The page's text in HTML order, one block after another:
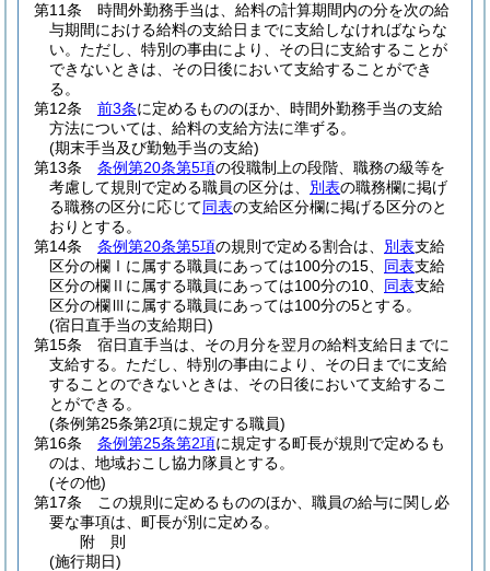
第11条
時間外勤務手当は、給料の計算期間内の分を次の給
与期間における給料の支給日までに支給しなければならな
い。 ただし、特別の事由により、その日に支給することが
できないときは、その日後において支給することができ
る。
第12条
前3条に定めるもののほか、時間外勤務手当の支給
方法については、給料の支給方法に準ずる。
(期末手当及び勤勉手当の支給)
第13条
条例第20条第5項の役職制上の段階、職務の級等を
考慮して規則で定める職員の区分は、 別表の職務欄に掲げ
る職務の区分に応じて同表の支給区分欄に掲げる区分のと
おりとする。
第14条
条例第20条第5項の規則で定める割合は、 別表支給
区分の欄Ⅰに属する職員にあっては100分の15、 同表支給
区分の欄Ⅱに属する職員にあっては100分の10、 同表支給
区分の欄Ⅲに属する職員にあっては100分の5とする。
(宿日直手当の支給期日)
第15条
宿日直手当は、その月分を翌月の給料支給日までに
支給する。 ただし、特別の事由により、その日までに支給
することのできないときは、その日後において支給するこ
とができる。
(条例第25条第2項に規定する職員)
第16条
条例第25条第2項に規定する町長が規則で定めるも
のは、地域おこし協力隊員とする。
(その他)
第17条
この規則に定めるもののほか、職員の給与に関し必
要な事項は、町長が別に定める。
附 則
(施行期日)